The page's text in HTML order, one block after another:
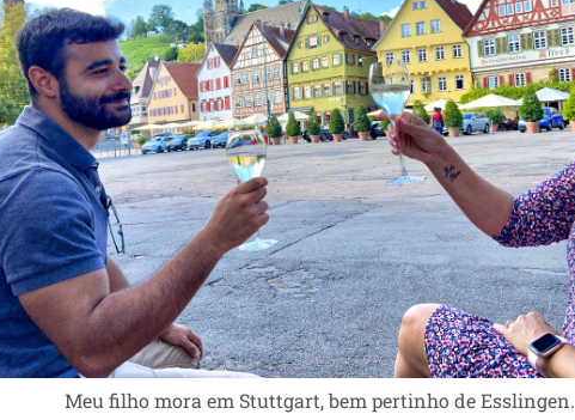
Meu filho mora em Stuttgart, bem pertinho de Esslingen.